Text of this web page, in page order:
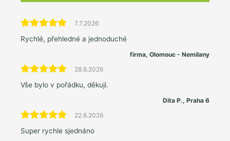
7.7.2026
Rychlé, přehledné a jednoduché
firma, Olomouc - Nemilany
28.6.2026
Vše bylo v pořádku, děkuji.
Dita P., Praha 6
22.6.2026
Super rychle sjednáno